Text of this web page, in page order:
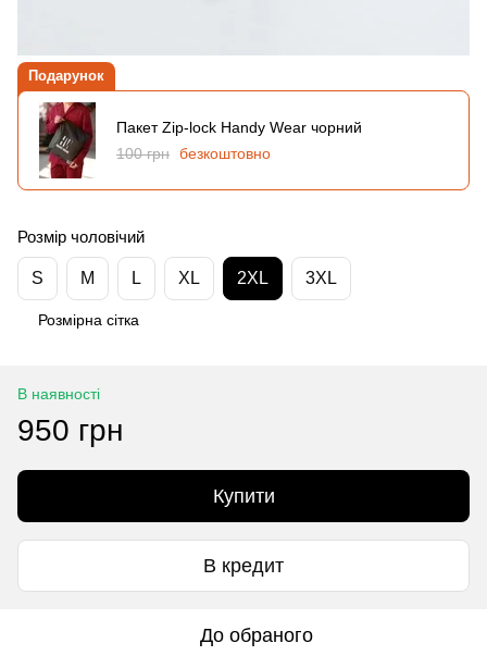
Подарунок
Пакет Zip-lock Handy Wear чорний
100 грн безкоштовно
Розмір чоловічий
S M L XL 2XL 3XL
Розмірна сітка
В наявності
950 грн
Купити
В кредит
До обраного